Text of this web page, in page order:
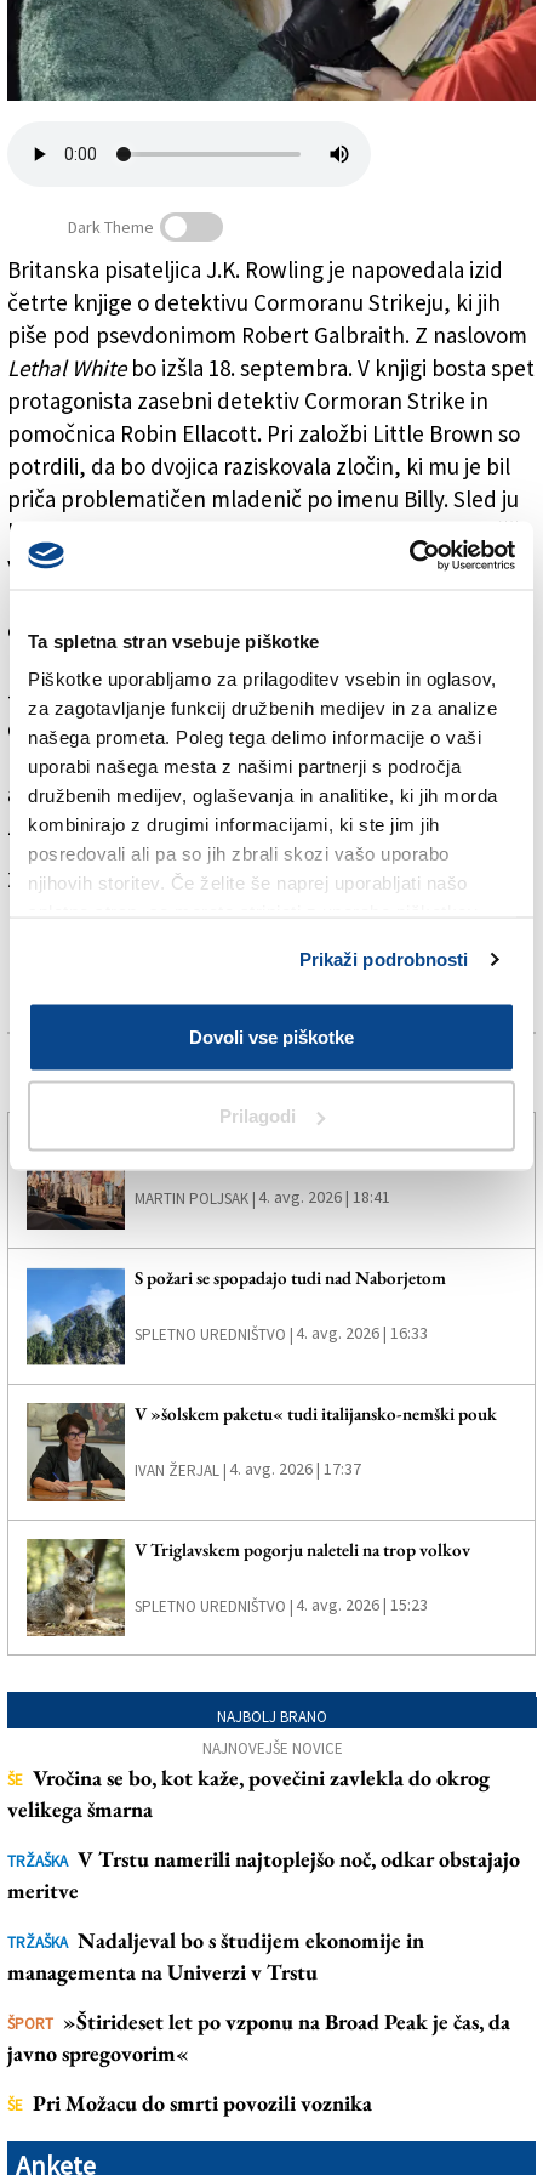
Ta spletna stran vsebuje piškotke
Piškotke uporabljamo za prilagoditev vsebin in oglasov,
za zagotavljanje funkcij družbenih medijev in za analize
našega prometa. Poleg tega delimo informacije o vaši
uporabi našega mesta z našimi partnerji s področja
družbenih medijev, oglaševanja in analitike, ki jih morda
kombinirajo z drugimi informacijami, ki ste jim jih
posredovali ali pa so jih zbrali skozi vašo uporabo
njihovih storitev. Če želite še naprej uporabljati našo
Prikaži podrobnosti
Dovoli vse piškotke
Prilagodi
Založnik
Zadruga PD
Mama Harryja Potterja napovedala novo knjigo
Dark Theme
Britanska pisateljica J.K. Rowling je napovedala izid
četrte knjige o detektivu Cormoranu Strikeju, ki jih
piše pod psevdonimom Robert Galbraith. Z naslovom
Lethal Whitebo izšla 18. septembra. V knjigi bosta spet
protagonista zasebni detektiv Cormoran Strike in
pomočnica Robin Ellacott. Pri založbi Little Brown so
potrdili, da bo dvojica raziskovala zločin, ki mu je bil
priča problematičen mladenič po imenu Billy. Sled ju
bo vodila po londonskih ulicah, v skrivnostno svetišče
v parlamentu, pa do čudovite, a zlovešče graščine na
odnosa med detektivom in njegovo pomočnico.
-
Klic kukavice,SviloprejkainPo poti zla- so bile
doslej prodane v 1,2 milijona izvodih. Klic kukavice je
bil prodan v 1500 izvodih, preden je bila razkrita
avtoričina identiteta. J.K. Rowling je namreč pred tem
zaslovela s knjigami o Harryju Potterju.
Za branje in pisanje komentarjevje potrebna prijava
Več novic
MARTIN POLJSAK | 4. avg. 2026 | 18:41
S požari se spopadajo tudi nad Naborjetom
SPLETNO UREDNIŠTVO |4. avg. 2026 | 16:33
V »šolskem paketu« tudi italijansko-nemški pouk
IVAN ŽERJAL |4. avg. 2026 | 17:37
V Triglavskem pogorju naleteli na trop volkov
SPLETNO UREDNIŠTVO |4. avg. 2026 | 15:23
NAJBOLJ BRANO
NAJNOVEJŠE NOVICE
ŠE Vročina se bo, kot kaže, povečini zavlekla do okrog
velikega šmarna
TRŽAŠKA V Trstu namerili najtoplejšo noč, odkar obstajajo
meritve
TRŽAŠKA Nadaljeval bo s študijem ekonomije in
managementa na Univerzi v Trstu
ŠPORT »Štirideset let po vzponu na Broad Peak je čas, da
javno spregovorim«
ŠE Pri Možacu do smrti povozili voznika
Ankete